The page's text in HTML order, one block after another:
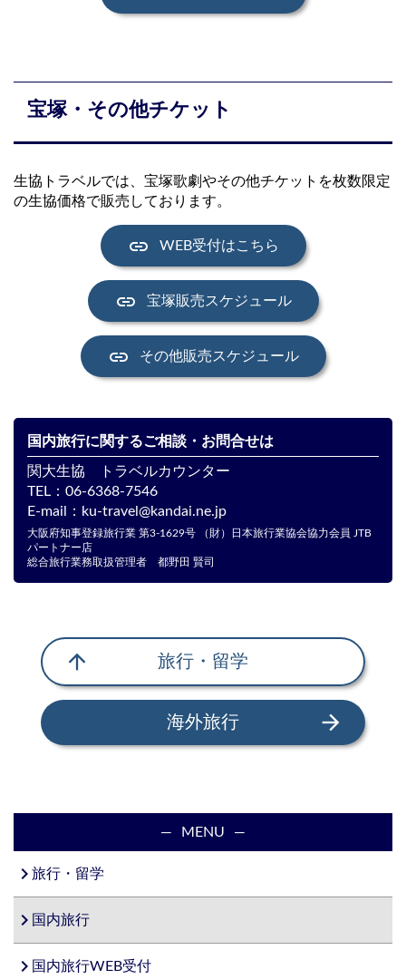
宝塚・その他チケット
生協トラベルでは、宝塚歌劇やその他チケットを枚数限定
の生協価格で販売しております。
link WEB受付はこちら
link 宝塚販売スケジュール
link その他販売スケジュール
国内旅行に関するご相談・お問合せは
関大生協 トラベルカウンター
TEL： 06-6368-7546
E-mail： ku-travel@kandai.ne.jp
大阪府知事登録旅行業 第3-1629号 （財）日本旅行業協会協力会員 JTB
パートナー店
総合旅行業務取扱管理者 都野田 賢司
arrow_upward 旅行・留学
arrow_forward
海外旅行
MENU
navigate_next旅行・留学
navigate_next国内旅行
navigate_next国内旅行WEB受付